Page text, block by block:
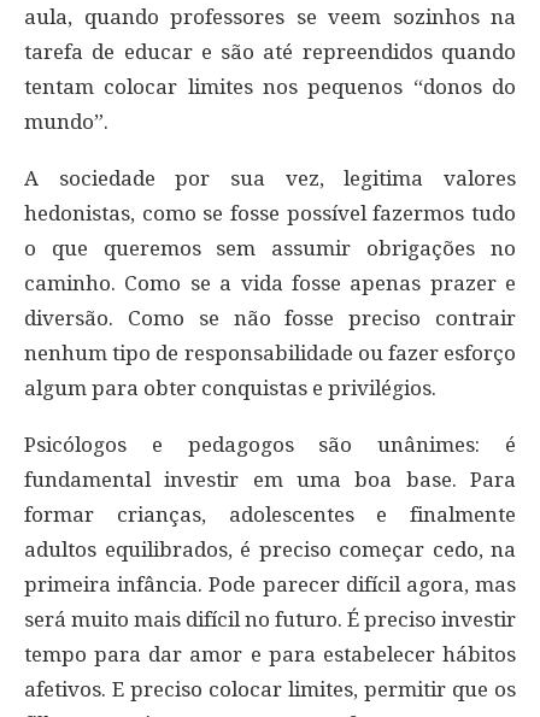
aula, quando professores se veem sozinhos na
tarefa de educar e são até repreendidos quando
tentam colocar limites nos pequenos “donos do
mundo”.
A sociedade por sua vez, legitima valores
hedonistas, como se fosse possível fazermos tudo
o que queremos sem assumir obrigações no
caminho. Como se a vida fosse apenas prazer e
diversão. Como se não fosse preciso contrair
nenhum tipo de responsabilidade ou fazer esforço
algum para obter conquistas e privilégios.
Psicólogos e pedagogos são unânimes: é
fundamental investir em uma boa base. Para
formar crianças, adolescentes e finalmente
adultos equilibrados, é preciso começar cedo, na
primeira infância. Pode parecer difícil agora, mas
será muito mais difícil no futuro. É preciso investir
tempo para dar amor e para estabelecer hábitos
afetivos. E preciso colocar limites, permitir que os